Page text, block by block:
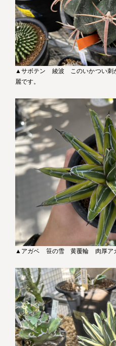
▲サボテン 綾波 このいかつい刺
麗です。
▲アガベ 笹の雪 黄覆輪 肉厚アガ